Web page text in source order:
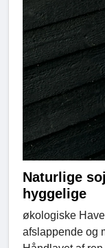
Naturlige
hyggelige
økologiske
afslappende og